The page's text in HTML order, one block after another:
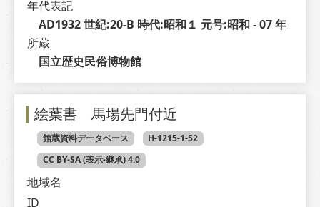
年代表記
AD1932 世紀:20-B 時代:昭和１ 元号:昭和 - 07 年
所蔵
国立歴史民俗博物館
絵葉書 馬場先門付近
館蔵資料データベース
H-1215-1-52
CC BY-SA (表示-継承) 4.0
地域名
ID